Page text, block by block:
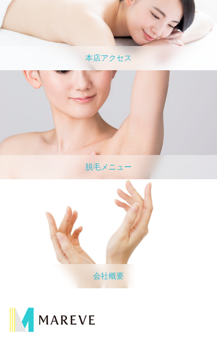
本店アクセス
脱毛メニュー
会社概要